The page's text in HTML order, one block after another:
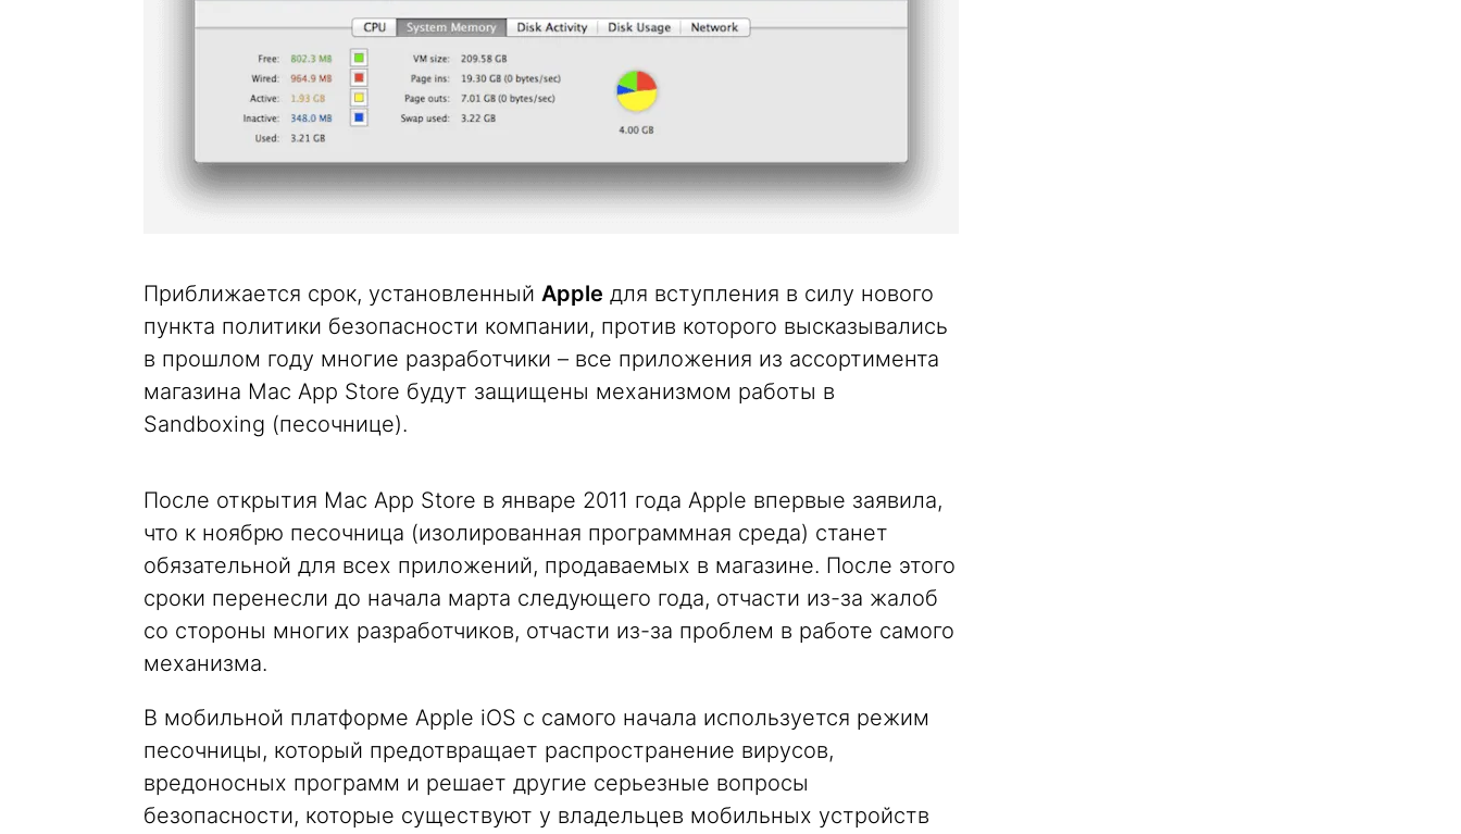
Приближается срок, установленный Apple для вступления в силу нового
пункта политики безопасности компании, против которого высказывались
в прошлом году многие разработчики – все приложения из ассортимента
магазина Mac App Store будут защищены механизмом работы в
Sandboxing (песочнице).
После открытия Mac App Store в январе 2011 года Apple впервые заявила,
что к ноябрю песочница (изолированная программная среда) станет
обязательной для всех приложений, продаваемых в магазине. После этого
сроки перенесли до начала марта следующего года, отчасти из-за жалоб
со стороны многих разработчиков, отчасти из-за проблем в работе самого
механизма.
В мобильной платформе Apple iOS с самого начала используется режим
песочницы, который предотвращает распространение вирусов,
вредоносных программ и решает другие серьезные вопросы
безопасности, которые существуют у владельцев мобильных устройств